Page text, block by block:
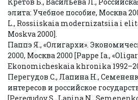
элита: Учебное пособие, Москва
L., Rossiiskaia modernizatsiia i
Moskva 2000].
Паппэ Я., «Олигархи».
2000, Москва 2000 [Pappe Ia.,
Ekonomicheskaia khronika
Перегудов С., Лапина Н.,
интересов и российское